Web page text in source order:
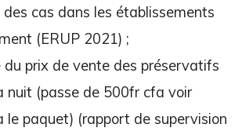
cas dans les établissements
(ERUP 2021) ;
du prix de vente des préservatifs
nuit (passe de 500fr cfa voir
le paquet) (rapport de supervision